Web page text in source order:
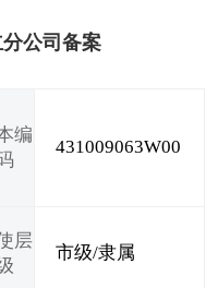
公司备案
编
431009063W00
层
市级/隶属